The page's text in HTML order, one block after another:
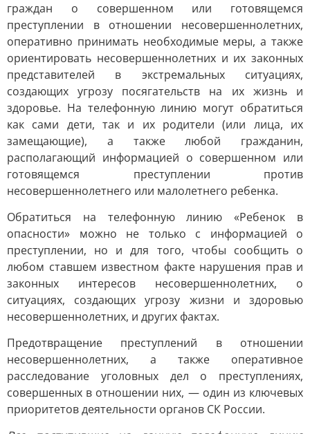
граждан о совершенном или готовящемся
преступлении в отношении несовершеннолетних,
оперативно принимать необходимые меры, а также
ориентировать несовершеннолетних и их законных
представителей в экстремальных ситуациях,
создающих угрозу посягательств на их жизнь и
здоровье. На телефонную линию могут обратиться
как сами дети, так и их родители (или лица, их
замещающие), а также любой гражданин,
располагающий информацией о совершенном или
готовящемся преступлении против
несовершеннолетнего или малолетнего ребенка.
Обратиться на телефонную линию «Ребенок в
опасности» можно не только с информацией о
преступлении, но и для того, чтобы сообщить о
любом ставшем известном факте нарушения прав и
законных интересов несовершеннолетних, о
ситуациях, создающих угрозу жизни и здоровью
несовершеннолетних, и других фактах.
Предотвращение преступлений в отношении
несовершеннолетних, а также оперативное
расследование уголовных дел о преступлениях,
совершенных в отношении них, — один из ключевых
приоритетов деятельности органов СК России.